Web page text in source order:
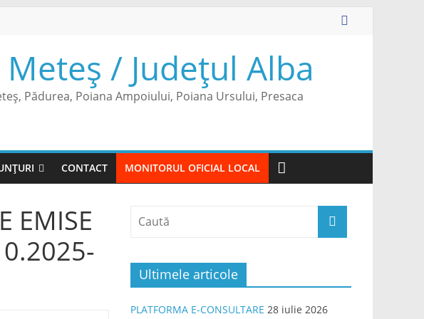
/ Județul Alba
Pădurea, Poiana Ampoiului, Poiana Ursului, Presaca
CONTACT MONITORUL OFICIAL LOCAL
EMISE
Ultimele articole
PLATFORMA E-CONSULTARE 28 iulie 2026